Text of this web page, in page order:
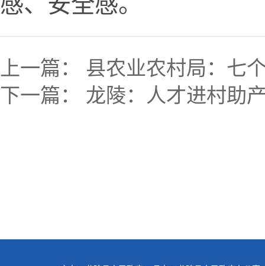
上一篇： 县农业农村局：七
下一篇： 龙陵：人才进村助